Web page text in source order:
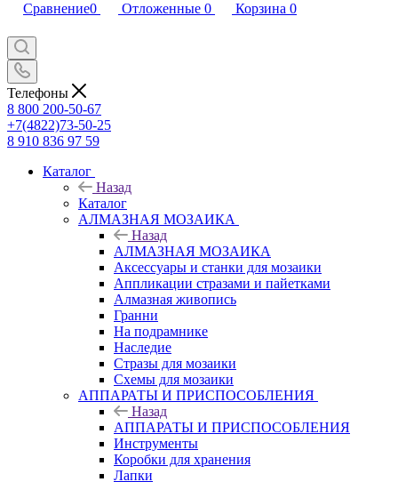
Сравнение0 Отложенные 0 Корзина 0
Телефоны
8 800 200-50-67
+7(4822)73-50-25
8 910 836 97 59
Каталог
Назад
Каталог
АЛМАЗНАЯ МОЗАИКА
Назад
АЛМАЗНАЯ МОЗАИКА
Аксессуары и станки для мозаики
Аппликации стразами и пайетками
Алмазная живопись
Гранни
На подрамнике
Наследие
Стразы для мозаики
Схемы для мозаики
АППАРАТЫ И ПРИСПОСОБЛЕНИЯ
Назад
АППАРАТЫ И ПРИСПОСОБЛЕНИЯ
Инструменты
Коробки для хранения
Лапки